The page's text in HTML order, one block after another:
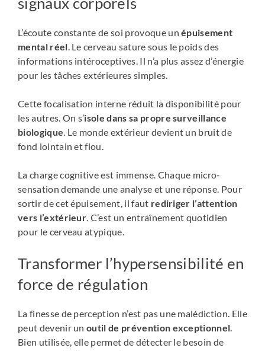
L’écoute constante de soi provoque unépuisement
mental réel . Le cerveau sature sous le poids des
informations intéroceptives. Il n’a plus assez d’énergie
pour les tâches extérieures simples.
Cette focalisation interne réduit la disponibilité pour
les autres. On s’isole dans sa propre surveillance
biologique . Le monde extérieur devient un bruit de
fond lointain et flou.
La charge cognitive est immense. Chaque micro-
sensation demande une analyse et une réponse. Pour
sortir de cet épuisement, il faut rediriger l’attention
vers l’extérieur . C’est un entraînement quotidien
pour le cerveau atypique.
Transformer l’hypersensibilité en
force de régulation
La finesse de perception n’est pas une malédiction. Elle
peut devenir unoutil de prévention exceptionnel
Bien utilisée, elle permet de détecter le besoin de